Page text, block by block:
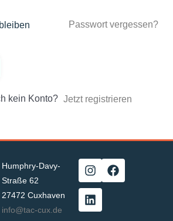
Passwort vergessen?
kein Konto? Jetzt registrieren
Humphry-Davy-
Straße 62
27472 Cuxhaven
info@tac-cux.de